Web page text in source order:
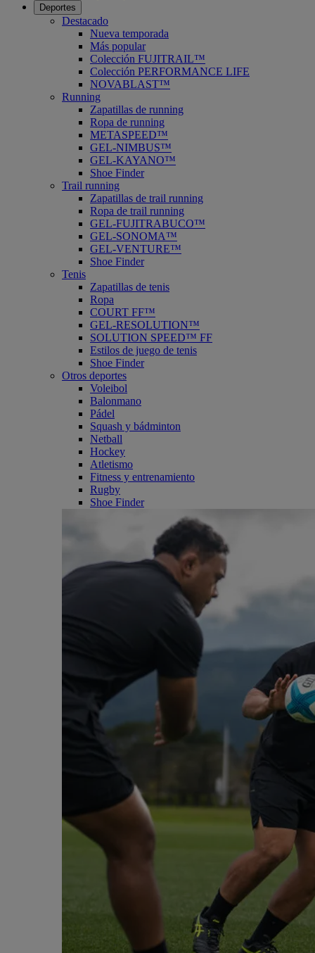
Deportes
Destacado
Nueva temporada
Más popular
Colección FUJITRAIL™
Colección PERFORMANCE LIFE
NOVABLAST™
Running
Zapatillas de running
Ropa de running
METASPEED™
GEL-NIMBUS™
GEL-KAYANO™
Shoe Finder
Trail running
Zapatillas de trail running
Ropa de trail running
GEL-FUJITRABUCO™
GEL-SONOMA™
GEL-VENTURE™
Shoe Finder
Tenis
Zapatillas de tenis
Ropa
COURT FF™
GEL-RESOLUTION™
SOLUTION SPEED™ FF
Estilos de juego de tenis
Shoe Finder
Otros deportes
Voleibol
Balonmano
Pádel
Squash y bádminton
Netball
Hockey
Atletismo
Fitness y entrenamiento
Rugby
Shoe Finder